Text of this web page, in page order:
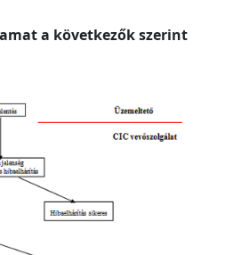
a következők szerint